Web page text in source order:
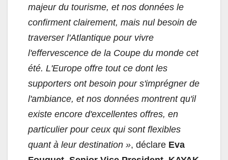
majeur du tourisme, et nos données le
confirment clairement, mais nul besoin de
traverser l'Atlantique pour vivre
l'effervescence de la Coupe du monde cet
été. L'Europe offre tout ce dont les
supporters ont besoin pour s'imprégner de
l'ambiance, et nos données montrent qu'il
existe encore d'excellentes offres, en
particulier pour ceux qui sont flexibles
quant à leur destination », déclare Eva